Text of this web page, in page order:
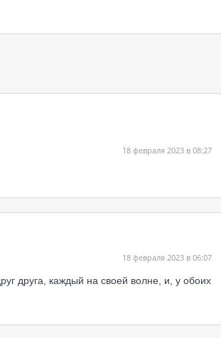
18 февраля 2023 в 08:27
18 февраля 2023 в 06:07
друга, каждый на своей волне, и, у обоих